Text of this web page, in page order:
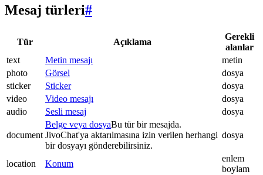
Mesaj türleri#
Tür Açıklama
Gerekli
alanlar
text
Metin mesajı
metin
photo
Görsel
dosya
sticker
Sticker
dosya
video
Video mesajı
dosya
audio
Sesli mesaj dosya
document
Belge veya dosyaBu tür bir mesajda.
JivoChat'ya aktarılmasına izin verilen herhangi
bir dosyayı gönderebilirsiniz.
dosya
location Konum
enlem
boylam